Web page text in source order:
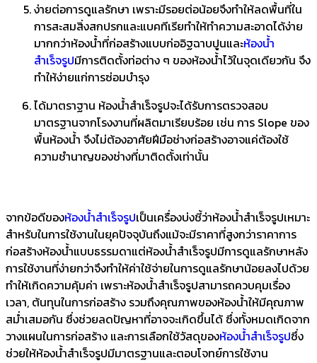
ง่ายต่อการดูแลรักษา เพราะมีรอยต่อน้อยจึงทำให้ลดพื้นที่ใน
การสะสมสิ่งสกปรกและแบคทีเรียทำให้ทำความสะอาดได้ง่าย
มากกว่าห้องน้ำที่ก่อสร้างแบบก่ออิฐฉาบปูนและห้องน้ำ
สำเร็จรูปมีการติดตั้งท่อต่าง ๆ ของห้องน้ำไว้ในจุดเดียวกัน จึง
ทำให้ง่ายแก่การซ่อมบำรุง
ได้มาตราฐาน ห้องน้ำสำเร็จรูปจะได้รับการตรวจสอบ
มาตรฐานจากโรงงานที่ผลิตมาเรียบร้อย เช่น การ Slope ของ
พื้นห้องน้ำ จึงไม่ต้องอาศัยฝีมือช่างก่อสร้างอาจแค่ต้องใช้
ความชำนาญของช่างที่มาติดตั้งเท่านั้น
จากข้อดีของห้องน้ำสำเร็จรูปเป็นเครื่องบ่งชี้ว่าห้องน้ำสำเร็จรูปเหมาะ
สำหรับในการใช้งานในยุคปัจจุบันถึงแม้จะมีราคาที่สูงกว่าราคาการ
ก่อสร้างห้องน้ำแบบธรรมดาแต่ห้องน้ำสำเร็จรูปมีการดูแลรักษาหลัง
การใช้งานที่ง่ายกว่าจึงทำให้ค่าใช้จ่ายในการดูแลรักษาน้อยลงไปด้วย
ทำให้เกิดความคุ้มค่า เพราะห้องน้ำสำเร็จรูปสามารถควบคุมเรื่อง
เวลา, ต้นทุนในการก่อสร้าง รวมถึงคุณภาพของห้องน้ำให้มีคุณภาพ
สม่ำเสมอกัน ซึ่งช่วยลดปัญหาที่อาจจะเกิดขึ้นได้ ซึ่งทั้งหมดเกิดจาก
วางแผนในการก่อสร้าง และการเลือกใช้วัสดุของห้องน้ำสำเร็จรูปซึ่ง
ช่วยให้ห้องน้ำสำเร็จรูปมีมาตรฐานและตอบโจทย์การใช้งาน